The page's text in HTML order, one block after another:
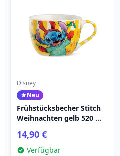
Disney
Neu
Frühstücksbecher Stitch
Weihnachten gelb 520 ml
14,90 €
Verfügbar